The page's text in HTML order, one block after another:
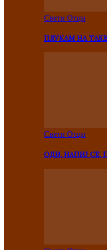
Свети Отци
ПЛУКАМ НА
Свети Отци
ОДИ, НАПИЈ СЕ,